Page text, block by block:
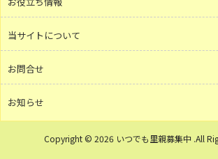
当サイトについて
お問合せ
お知らせ
Copyright © 2026 いつでも里親募集中 .All